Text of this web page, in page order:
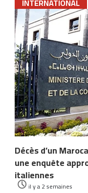
INTERNATIONAL
Décès d’un
une enquête
italiennes
il y a 2 semaines